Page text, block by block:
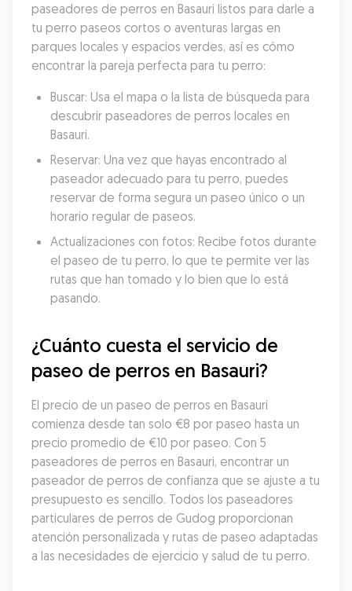
paseadores de perros en Basauri listos para darle a
tu perro paseos cortos o aventuras largas en
parques locales y espacios verdes, así es cómo
encontrar la pareja perfecta para tu perro:
Buscar: Usa el mapa o la lista de búsqueda para
descubrir paseadores de perros locales en
Basauri.
Reservar: Una vez que hayas encontrado al
paseador adecuado para tu perro, puedes
reservar de forma segura un paseo único o un
horario regular de paseos.
Actualizaciones con fotos: Recibe fotos durante
el paseo de tu perro, lo que te permite ver las
rutas que han tomado y lo bien que lo está
pasando.
¿Cuánto cuesta el servicio de
paseo de perros en Basauri?
El precio de un paseo de perros en Basauri
comienza desde tan solo €8 por paseo hasta un
precio promedio de €10 por paseo. Con 5
paseadores de perros en Basauri, encontrar un
paseador de perros de confianza que se ajuste a tu
presupuesto es sencillo. Todos los paseadores
particulares de perros de Gudog proporcionan
atención personalizada y rutas de paseo adaptadas
a las necesidades de ejercicio y salud de tu perro.